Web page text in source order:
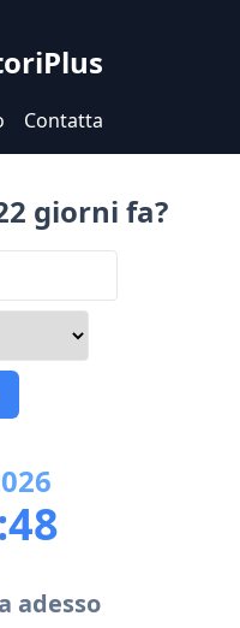
Contatta
giorni fa?
adesso